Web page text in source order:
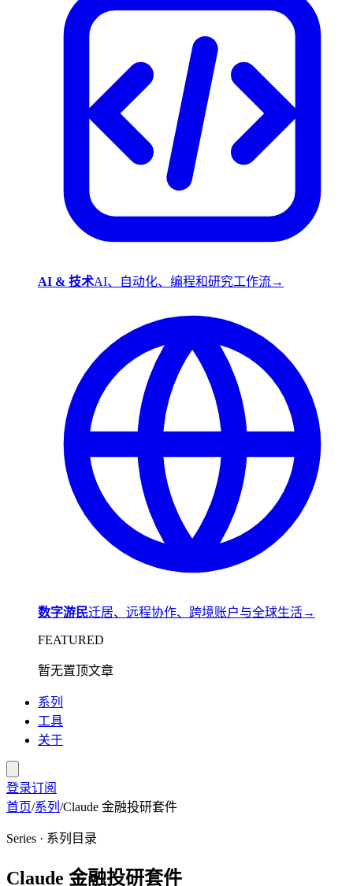
AI & 技术AI、自动化、编程和研究工作流→
数字游民迁居、远程协作、跨境账户与全球生活→
FEATURED
暂无置顶文章
系列
工具
关于
登录订阅
首页/系列 /Claude 金融投研套件
Series · 系列目录
Claude 金融投研套件